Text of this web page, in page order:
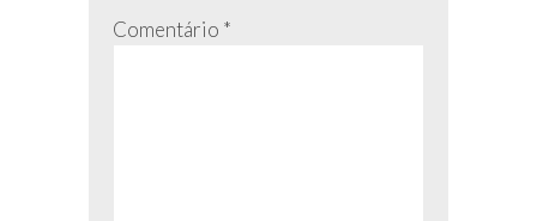
Comentário *